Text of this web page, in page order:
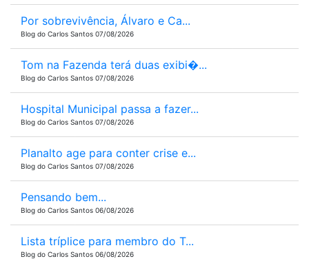
Por sobrevivência, Álvaro e Ca...
Blog do Carlos Santos 07/08/2026
Tom na Fazenda terá duas exibi�...
Blog do Carlos Santos 07/08/2026
Hospital Municipal passa a fazer...
Blog do Carlos Santos 07/08/2026
Planalto age para conter crise e...
Blog do Carlos Santos 07/08/2026
Pensando bem...
Blog do Carlos Santos 06/08/2026
Lista tríplice para membro do T...
Blog do Carlos Santos 06/08/2026